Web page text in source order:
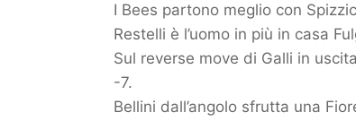
I Bees partono meglio con
Restelli è l’uomo in più in casa
Sul reverse move di Galli in
-7.
Bellini dall’angolo sfrutta una